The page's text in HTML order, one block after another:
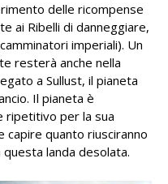
delle ricompense
ai Ribelli di danneggiare,
imperiali). Un
resterà anche nella
a Sullust, il pianeta
Il pianeta è
ripetitivo per la sua
capire quanto riusciranno
landa desolata.